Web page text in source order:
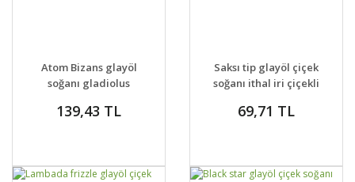
DETAYLAR
VER
Atom Bizans glayöl
soğanı gladiolus
139,43 TL
DETAYLAR
VER
Saksı tip glayöl çiçek
soğanı ithal iri çiçekli
69,71 TL